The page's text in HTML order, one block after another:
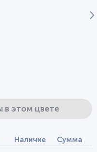
в этом цвете
Наличие Сумма